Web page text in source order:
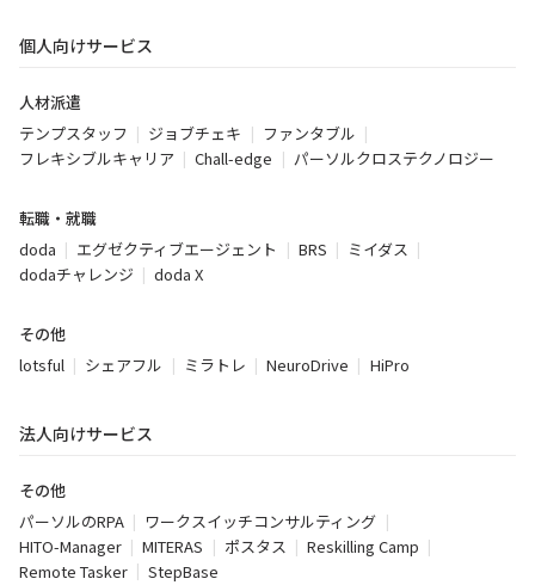
個人向けサービス
人材派遣
テンプスタッフ
ジョブチェキ
ファンタブル
フレキシブルキャリア
Chall-edge パーソルクロステクノロジー
転職・就職
doda
エグゼクティブエージェント BRS
ミイダス
dodaチャレンジ
doda X
その他
lotsful
シェアフル ミラトレ NeuroDrive HiPro
法人向けサービス
その他
パーソルのRPA
ワークスイッチコンサルティング
HITO-Manager
MITERAS ポスタス
Reskilling Camp
Remote Tasker
StepBase